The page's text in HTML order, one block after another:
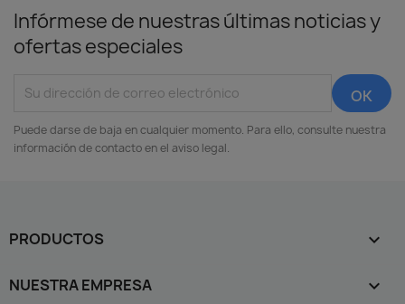
Infórmese de nuestras últimas noticias y
ofertas especiales
Puede darse de baja en cualquier momento. Para ello, consulte nuestra
información de contacto en el aviso legal.
PRODUCTOS 
NUESTRA EMPRESA 